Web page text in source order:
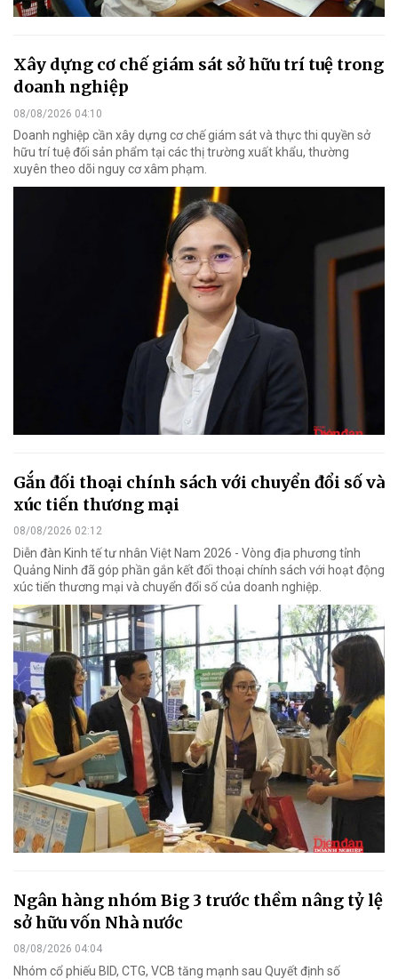
Xây dựng cơ chế giám sát sở hữu trí tuệ trong
doanh nghiệp
08/08/2026 04:10
Doanh nghiệp cần xây dựng cơ chế giám sát và thực thi quyền sở
hữu trí tuệ đối sản phẩm tại các thị trường xuất khẩu, thường
xuyên theo dõi nguy cơ xâm phạm.
Gắn đối thoại chính sách với chuyển đổi số và
xúc tiến thương mại
08/08/2026 02:12
Diễn đàn Kinh tế tư nhân Việt Nam 2026 - Vòng địa phương tỉnh
Quảng Ninh đã góp phần gắn kết đối thoại chính sách với hoạt động
xúc tiến thương mại và chuyển đổi số của doanh nghiệp.
Ngân hàng nhóm Big 3 trước thềm nâng tỷ lệ
sở hữu vốn Nhà nước
08/08/2026 04:04
Nhóm cổ phiếu BID, CTG, VCB tăng mạnh sau Quyết định số